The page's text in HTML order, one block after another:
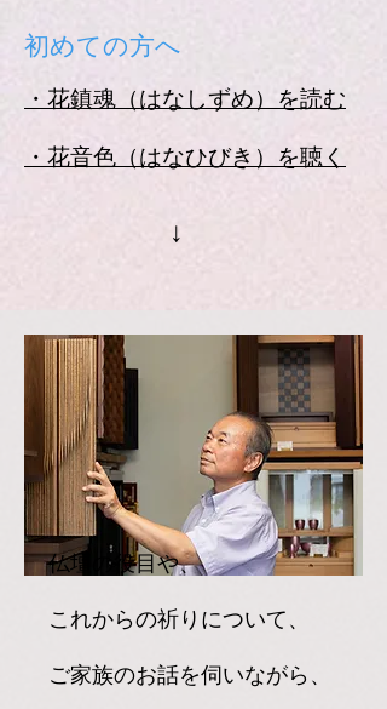
初めての方へ
・花鎮魂（はなしずめ）を読む
・花音色（はなひびき）を聴く
↓
仏壇の役目や、
これからの祈りについて、
ご家族のお話を伺いながら、